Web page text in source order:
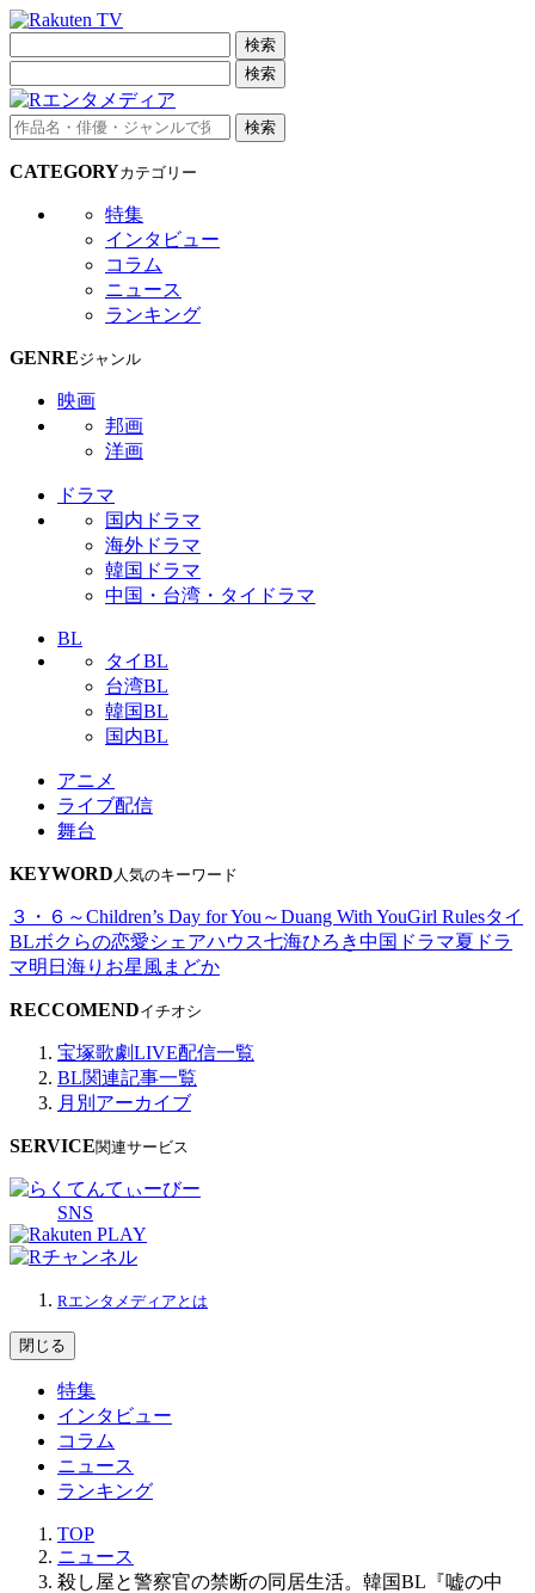
検索
検索
検索
CATEGORYカテゴリー
特集
インタビュー
コラム
ニュース
ランキング
GENREジャンル
映画
邦画
洋画
ドラマ
国内ドラマ
海外ドラマ
韓国ドラマ
中国・台湾・タイドラマ
BL
タイBL
台湾BL
韓国BL
国内BL
アニメ
ライブ配信
舞台
KEYWORD 人気のキーワード
３・６～Children’s Day for You～Duang With YouGirl Rulesタイ
BLボクらの恋愛シェアハウス七海ひろき中国ドラマ夏ドラ
マ明日海りお星風まどか
RECCOMENDイチオシ
宝塚歌劇LIVE配信一覧
BL関連記事一覧
月別アーカイブ
SERVICE関連サービス
SNS
Rエンタメディアとは
閉じる
特集
インタビュー
コラム
ニュース
ランキング
TOP
ニュース
殺し屋と警察官の禁断の同居生活。韓国BL『嘘の中